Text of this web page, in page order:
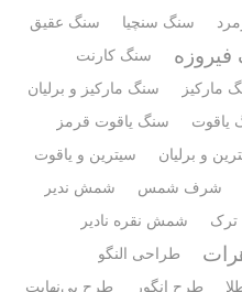
سنگ سنچیا
سنگ عقیق
سنگ کارنت
مارکیز
سنگ مارکیز و برلیان
یاقوت
سنگ یاقوت قرمز
و برلیان
سیترین و یاقوت
شرف شمس
شمش ندیر
شمش نقره نادیر
طراحی النگو
طرح انگور طرح بی‌نهایت